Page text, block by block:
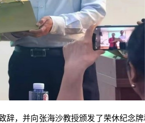
，并向张海沙教授颁发了荣休纪念牌